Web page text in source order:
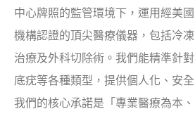
中心牌照的監管環境下，運用經美
機構認證的頂尖醫療儀器，包括冷
治療及外科切除術。我們能精準針
底疣等各種類型，提供個人化、安
我們的核心承諾是「專業醫療為本